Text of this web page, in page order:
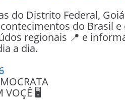
do Distrito Federal,
do Brasil
regionais 📍 e
a dia.
VOÇÊ 🖥️